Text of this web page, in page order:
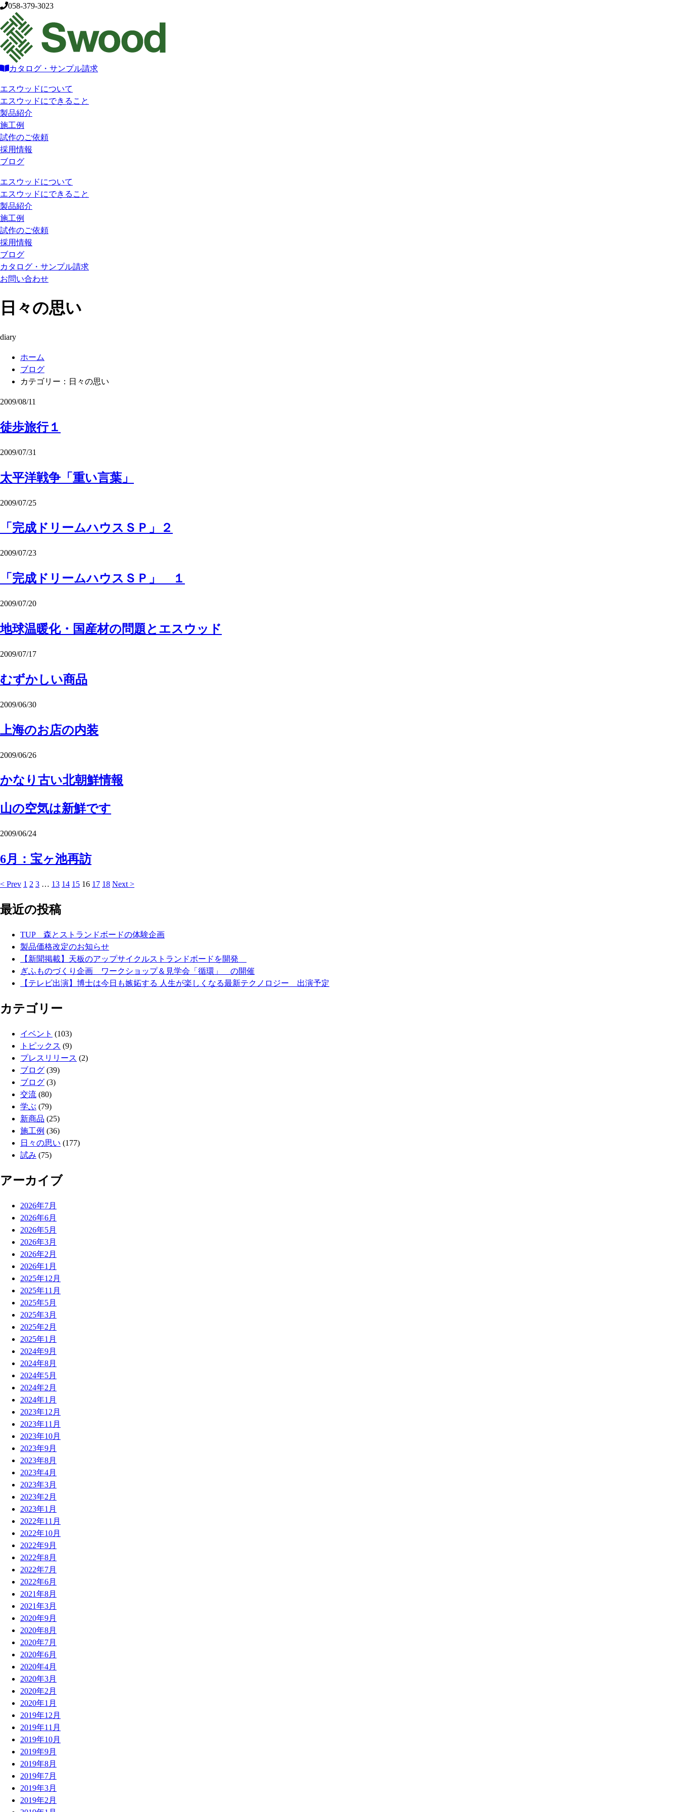
058-379-3023
カタログ・サンプル請求
エスウッドについて
エスウッドにできること
製品紹介
施工例
試作のご依頼
採用情報
ブログ
エスウッドについて
エスウッドにできること
製品紹介
施工例
試作のご依頼
採用情報
ブログ
カタログ・サンプル請求
お問い合わせ
日々の思い
diary
ホーム
ブログ
カテゴリー：日々の思い
2009/08/11
徒歩旅行１
2009/07/31
太平洋戦争「重い言葉」
2009/07/25
「完成ドリームハウスＳＰ」２
2009/07/23
「完成ドリームハウスＳＰ」 １
2009/07/20
地球温暖化・国産材の問題とエスウッド
2009/07/17
むずかしい商品
2009/06/30
上海のお店の内装
2009/06/26
かなり古い北朝鮮情報
山の空気は新鮮です
2009/06/24
6月：宝ヶ池再訪
< Prev 1 2 3 … 13 14 15 16 17 18 Next >
最近の投稿
TUP 森とストランドボードの体験企画
製品価格改定のお知らせ
【新聞掲載】天板のアップサイクルストランドボードを開発
ぎふものづくり企画 ワークショップ＆見学会「循環」 の開催
【テレビ出演】博士は今日も嫉妬する 人生が楽しくなる最新テクノロジー 出演予定
カテゴリー
イベント (103)
トピックス (9)
プレスリリース (2)
ブログ (39)
ブログ (3)
交流 (80)
学ぶ (79)
新商品 (25)
施工例 (36)
日々の思い (177)
試み (75)
アーカイブ
2026年7月
2026年6月
2026年5月
2026年3月
2026年2月
2026年1月
2025年12月
2025年11月
2025年5月
2025年3月
2025年2月
2025年1月
2024年9月
2024年8月
2024年5月
2024年2月
2024年1月
2023年12月
2023年11月
2023年10月
2023年9月
2023年8月
2023年4月
2023年3月
2023年2月
2023年1月
2022年11月
2022年10月
2022年9月
2022年8月
2022年7月
2022年6月
2021年8月
2021年3月
2020年9月
2020年8月
2020年7月
2020年6月
2020年4月
2020年3月
2020年2月
2020年1月
2019年12月
2019年11月
2019年10月
2019年9月
2019年8月
2019年7月
2019年3月
2019年2月